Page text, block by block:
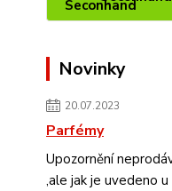
Novinky
20.07.2023
Parfémy
Upozornění
,ale jak je uvedeno